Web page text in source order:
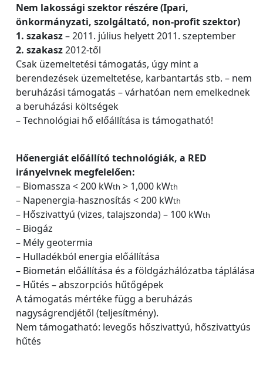
Nem lakossági szektor részére (Ipari,
önkormányzati, szolgáltató, non-profit szektor)
1. szakasz– 2011. július helyett 2011. szeptember
2. szakasz2012-től
Csak üzemeltetési támogatás, úgy mint a
berendezések üzemeltetése, karbantartás stb. – nem
beruházási támogatás – várhatóan nem emelkednek
a beruházási költségek
– Technológiai hő előállítása is támogatható!
Hőenergiát előállító technológiák, a RED
irányelvnek megfelelően:
– Biomassza < 200 kWth > 1,000 kWth
– Napenergia-hasznosítás < 200 kWth
– Hőszivattyú (vizes, talajszonda) – 100 kWth
– Biogáz
– Mély geotermia
– Hulladékból energia előállítása
– Biometán előállítása és a földgázhálózatba táplálása
– Hűtés – abszorpciós hűtőgépek
A támogatás mértéke függ a beruházás
nagyságrendjétől (teljesítmény).
Nem támogatható: levegős hőszivattyú, hőszivattyús
hűtés